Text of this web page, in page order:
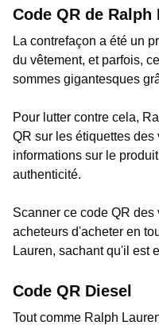
Code QR de Ralph
La contrefaçon a été un
du vêtement, et parfois,
sommes gigantesques
Pour lutter contre cela,
QR sur les étiquettes
informations sur le
authenticité.
Scanner ce code QR des
acheteurs d'acheter en
Lauren, sachant qu'il est
Code QR Diesel
Tout comme Ralph